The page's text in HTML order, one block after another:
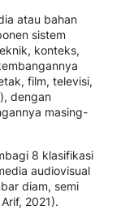
atau bahan
sistem
konteks,
film, televisi,
dengan
masing-
8 klasifikasi
audiovisual
diam, semi
2021).